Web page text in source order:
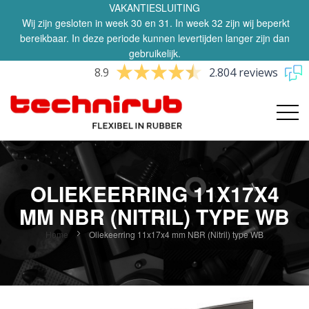
VAKANTIESLUITING
Wij zijn gesloten in week 30 en 31. In week 32 zijn wij beperkt
bereikbaar. In deze periode kunnen levertijden langer zijn dan
gebruikelijk.
8.9 2.804 reviews
OLIEKEERRING 11X17X4
MM NBR (NITRIL) TYPE WB
Home Oliekeerring 11x17x4 mm NBR (Nitril) type WB